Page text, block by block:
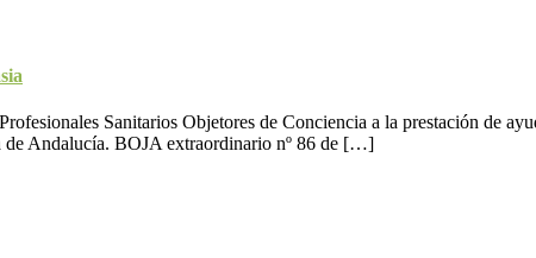
Sanitarios Objetores de Conciencia a la prestación de
de Andalucía. BOJA extraordinario nº 86 de […]